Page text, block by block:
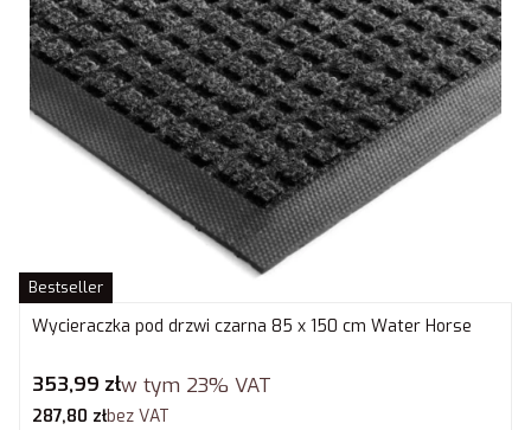
Bestseller
Wycieraczka pod drzwi czarna 85 x 150 cm Water Horse
Cena brutto
353,99 złw tym 23% VAT
Cena netto
287,80 złbez VAT